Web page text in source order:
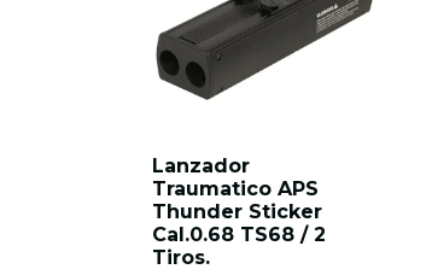
Lanzador
Traumatico APS
Thunder Sticker
Cal.0.68 TS68 / 2
Tiros.